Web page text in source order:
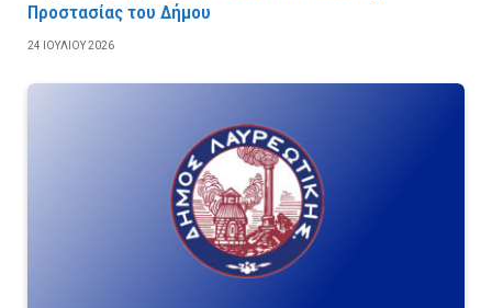
Προστασίας του Δήμου
24 ΙΟΥΛΊΟΥ 2026